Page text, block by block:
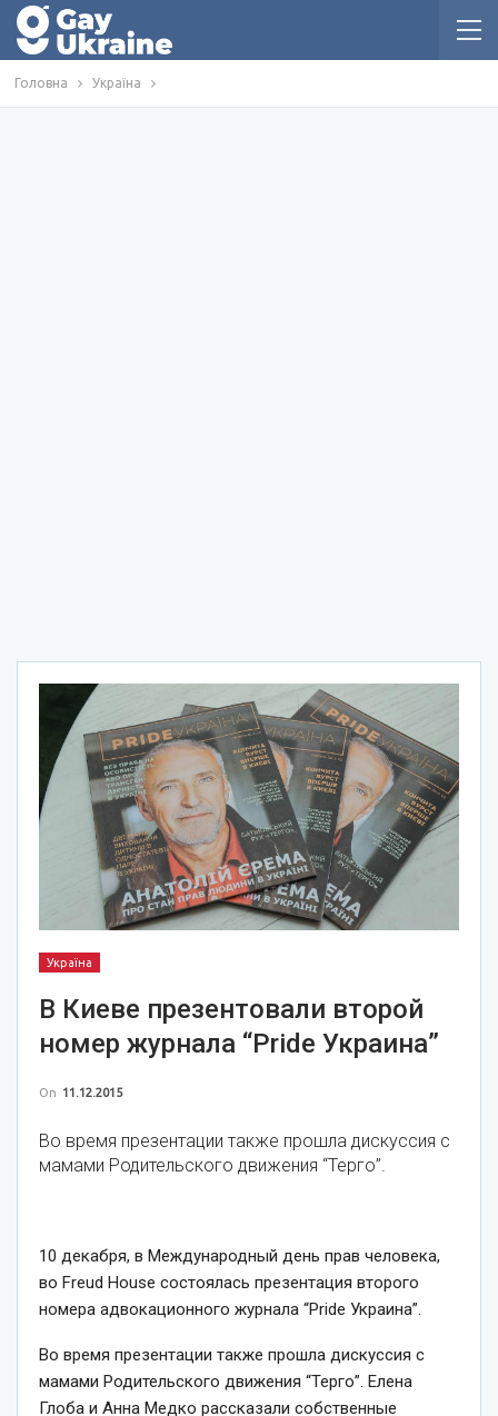
Головна Україна
Україна
В Киеве презентовали второй
номер журнала “Pride Украина”
On 11.12.2015
Во время презентации также прошла дискуссия с
мамами Родительского движения “Терго”.
10 декабря, в Международный день прав человека,
во Freud House состоялась презентация второго
номера адвокационного журнала “Pride Украина”.
Во время презентации также прошла дискуссия с
мамами Родительского движения “Терго”. Елена
Глоба и Анна Медко рассказали собственные